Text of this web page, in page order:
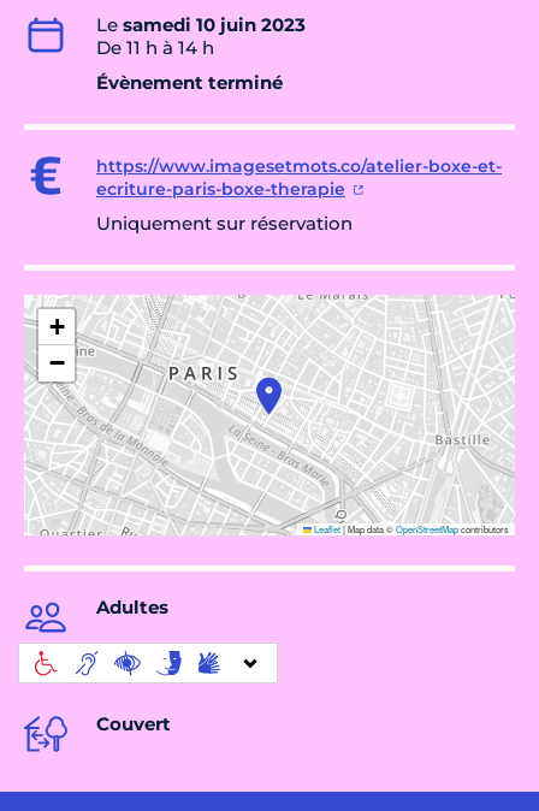
Le samedi 10 juin 2023
De 11 h à 14 h
Évènement terminé
https://www.imagesetmots.co/atelier-boxe-et-
ecriture-paris-boxe-therapie
Uniquement sur réservation
+
−
Leaflet|Map data ©OpenStreetMapcontributors
Adultes
Couvert